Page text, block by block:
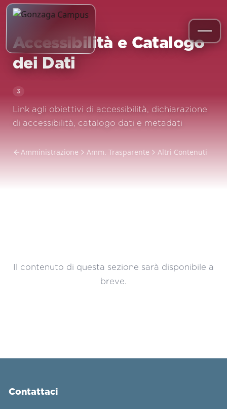
Accessibilità e Catalogo
dei Dati
3
Link agli obiettivi di accessibilità, dichiarazione
di accessibilità, catalogo dati e metadati
Amministrazione Amm. Trasparente Altri Contenuti
Il contenuto di questa sezione sarà disponibile a
breve.
Contattaci